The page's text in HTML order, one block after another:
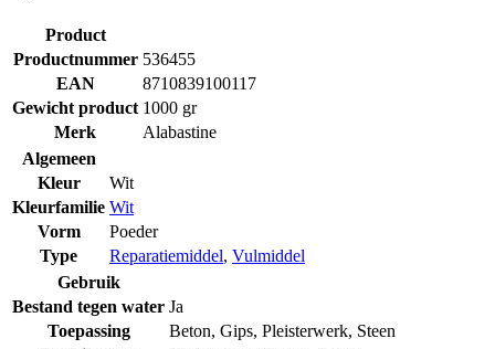
Product
Productnummer 536455
EAN
8710839100117
Gewicht product 1000 gr
Merk
Alabastine
Algemeen
Kleur
Wit
Kleurfamilie Wit
Vorm
Poeder
Type
Reparatiemiddel, Vulmiddel
Gebruik
Bestand tegen water Ja
Toepassing
Beton, Gips, Pleisterwerk, Steen